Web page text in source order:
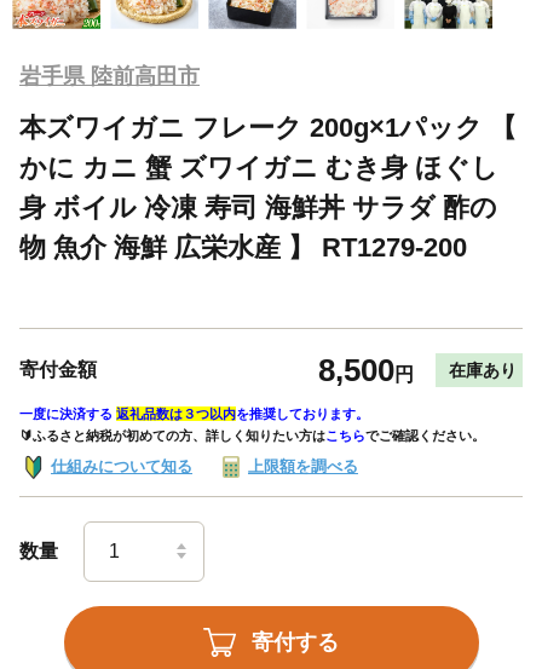
岩手県 陸前高田市
本ズワイガニ フレーク 200g×1パック 【
かに カニ 蟹 ズワイガニ むき身 ほぐし
身 ボイル 冷凍 寿司 海鮮丼 サラダ 酢の
物 魚介 海鮮 広栄水産 】 RT1279-200
寄付金額 8,500円 在庫あり
一度に決済する 返礼品数は３つ以内を推奨しております。
🔰ふるさと納税が初めての方、詳しく知りたい方はこちらでご確認ください。
仕組みについて知る 上限額を調べる
数量
寄付する